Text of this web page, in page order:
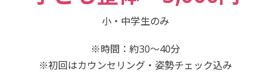
小・中学生のみ
※時間：約30〜40分
※初回はカウンセリング・姿勢チェック込み